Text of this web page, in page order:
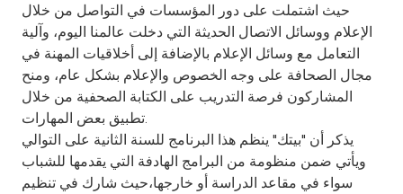
حيث اشتملت على دور المؤسسات في التواصل من خلال
الإعلام ووسائل الاتصال الحديثة التي دخلت عالمنا اليوم، وآلية
التعامل مع وسائل الإعلام بالإضافة إلى أخلاقيات المهنة في
مجال الصحافة على وجه الخصوص والإعلام بشكل عام، ومنح
المشاركون فرصة التدريب على الكتابة الصحفية من خلال
تطبيق بعض المهارات.
يذكر أن "بيتك" ينظم هذا البرنامج للسنة الثانية على التوالي
ويأتي ضمن منظومة من البرامج الهادفة التي يقدمها للشباب
سواء في مقاعد الدراسة أو خارجها،حيث شارك في تنظيم